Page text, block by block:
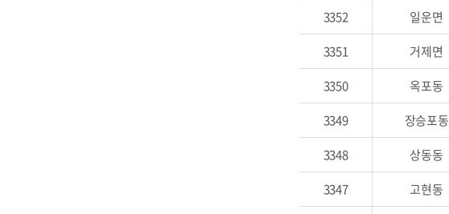
3352
일운면
3351
거제면
3350
옥포동
3349
장승포동
3348
상동동
3347
고현동